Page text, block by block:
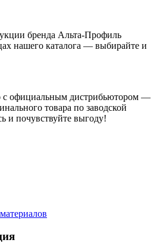
бренда Альта-Профиль
нашего каталога — выбирайте и
с официальным дистрибьютором —
товара по заводской
и почувствуйте выгоду!